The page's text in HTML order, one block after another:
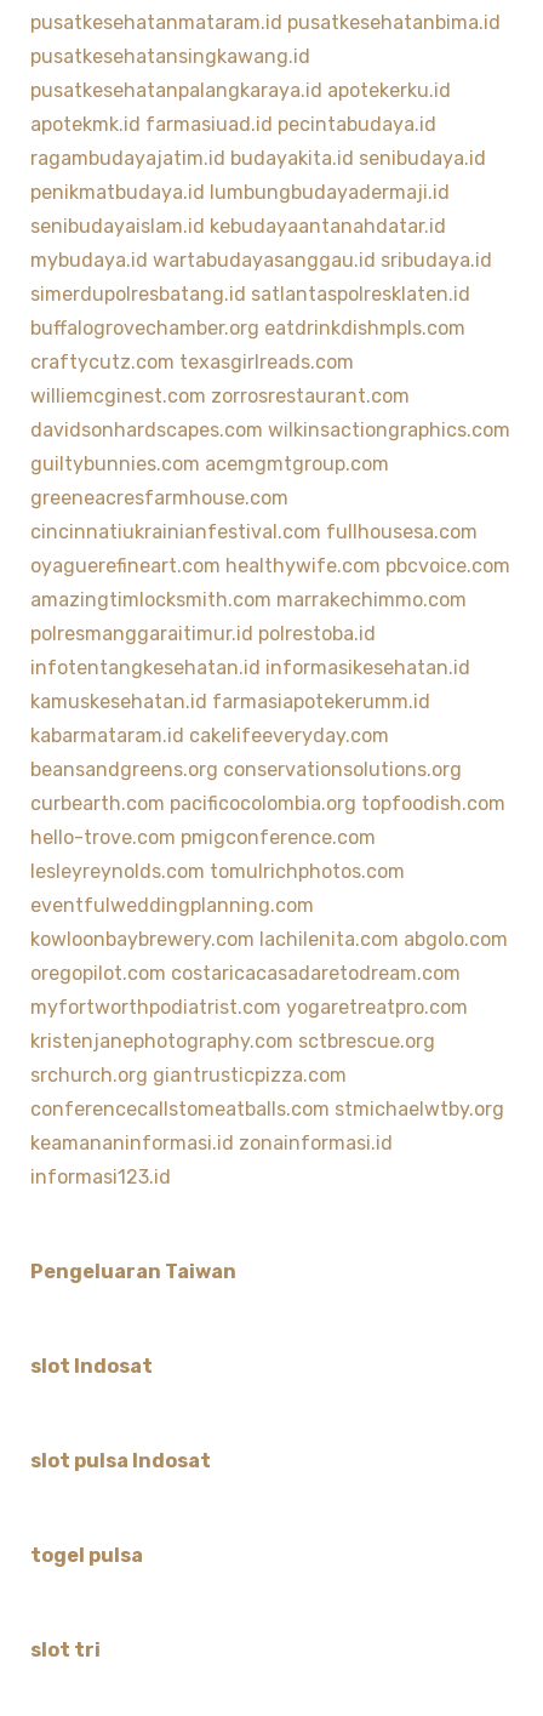
pusatkesehatanmataram.id pusatkesehatanbima.id
pusatkesehatansingkawang.id
pusatkesehatanpalangkaraya.id apotekerku.id
apotekmk.id farmasiuad.id pecintabudaya.id
ragambudayajatim.id budayakita.id senibudaya.id
penikmatbudaya.id
lumbungbudayadermaji.id
senibudayaislam.id kebudayaantanahdatar.id
mybudaya.id wartabudayasanggau.id sribudaya.id
simerdupolresbatang.id satlantaspolresklaten.id
buffalogrovechamber.org eatdrinkdishmpls.com
craftycutz.com texasgirlreads.com
williemcginest.com zorrosrestaurant.com
davidsonhardscapes.com wilkinsactiongraphics.com
guiltybunnies.com acemgmtgroup.com
greeneacresfarmhouse.com
cincinnatiukrainianfestival.com fullhousesa.com
oyaguerefineart.com healthywife.com pbcvoice.com
amazingtimlocksmith.com marrakechimmo.com
polresmanggaraitimur.id polrestoba.id
infotentangkesehatan.id informasikesehatan.id
kamuskesehatan.id farmasiapotekerumm.id
kabarmataram.id cakelifeeveryday.com
beansandgreens.org conservationsolutions.org
curbearth.com pacificocolombia.org topfoodish.com
hello-trove.com pmigconference.com
lesleyreynolds.com tomulrichphotos.com
eventfulweddingplanning.com
kowloonbaybrewery.com lachilenita.com abgolo.com
oregopilot.com costaricacasadaretodream.com
myfortworthpodiatrist.com yogaretreatpro.com
kristenjanephotography.com sctbrescue.org
srchurch.org giantrusticpizza.com
conferencecallstomeatballs.com stmichaelwtby.org
keamananinformasi.id zonainformasi.id
informasi123.id
Pengeluaran Taiwan
slot Indosat
slot pulsa Indosat
togel pulsa
slot tri